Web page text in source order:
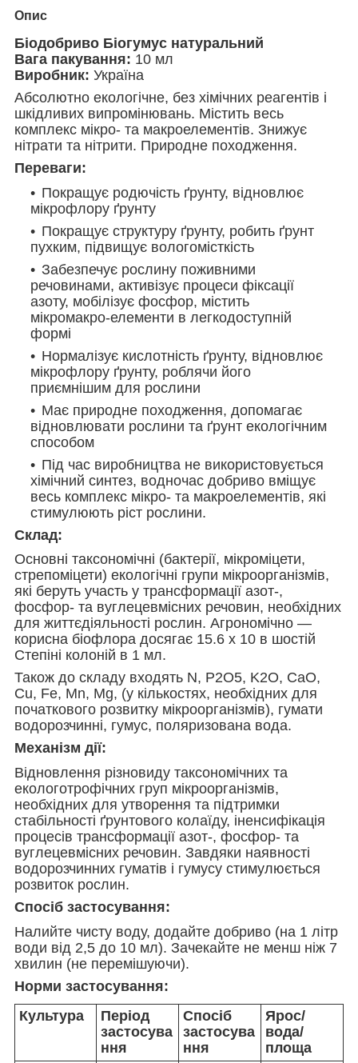
Опис
Біодобриво Біогумус натуральний
Вага пакування: 10 мл
Виробник: Україна
Абсолютно екологічне, без хімічних реагентів і
шкідливих випромінювань. Містить весь
комплекс мікро- та макроелементів. Знижує
нітрати та нітрити. Природне походження.
Переваги:
Покращує родючість ґрунту, відновлює
мікрофлору ґрунту
Покращує структуру ґрунту, робить ґрунт
пухким, підвищує вологомісткість
Забезпечує рослину поживними
речовинами, активізує процеси фіксації
азоту, мобілізує фосфор, містить
мікромакро-елементи в легкодоступній
формі
Нормалізує кислотність ґрунту, відновлює
мікрофлору ґрунту, роблячи його
приємнішим для рослини
Має природне походження, допомагає
відновлювати рослини та ґрунт екологічним
способом
Під час виробництва не використовується
хімічний синтез, водночас добриво вміщує
весь комплекс мікро- та макроелементів, які
стимулюють ріст рослини.
Склад:
Основні таксономічні (бактерії, мікроміцети,
стрепоміцети) екологічні групи мікроорганізмів,
які беруть участь у трансформації азот-,
фосфор- та вуглецевмісних речовин, необхідних
для життєдіяльності рослин. Агрономічно —
корисна біофлора досягає 15.6 х 10 в шостій
Степіні колоній в 1 мл.
Також до складу входять N, P2O5, K2O, CaO,
Cu, Fe, Mn, Mg, (у кількостях, необхідних для
початкового розвитку мікроорганізмів), гумати
водорозчинні, гумус, поляризована вода.
Механізм дії:
Відновлення різновиду таксономічних та
екологотрофічних груп мікроорганізмів,
необхідних для утворення та підтримки
стабільності ґрунтового колаїду, іненсифікація
процесів трансформації азот-, фосфор- та
вуглецевмісних речовин. Завдяки наявності
водорозчинних гуматів і гумусу стимулюється
розвиток рослин.
Спосіб застосування:
Налийте чисту воду, додайте добриво (на 1 літр
води від 2,5 до 10 мл). Зачекайте не менш ніж 7
хвилин (не перемішуючи).
Норми застосування:
Культура
Період
застосува
ння
Спосіб
застосува
ння
Ярос/
вода/
площа